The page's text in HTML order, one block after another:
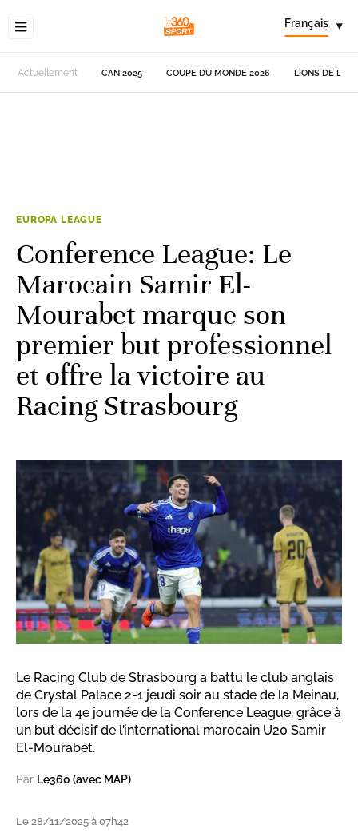
Français ▾
Actuellement CAN 2025 COUPE DU MONDE 2026 LIONS DE
EUROPA LEAGUE
Conference League: Le
Marocain Samir El-
Mourabet marque son
premier but professionnel
et offre la victoire au
Racing Strasbourg
Le Racing Club de Strasbourg a battu le club anglais
de Crystal Palace 2-1 jeudi soir au stade de la Meinau,
lors de la 4e journée de la Conference League, grâce à
un but décisif de l’international marocain U20 Samir
El-Mourabet.
Par Le360 (avec MAP)
Le 28/11/2025 à 07h42